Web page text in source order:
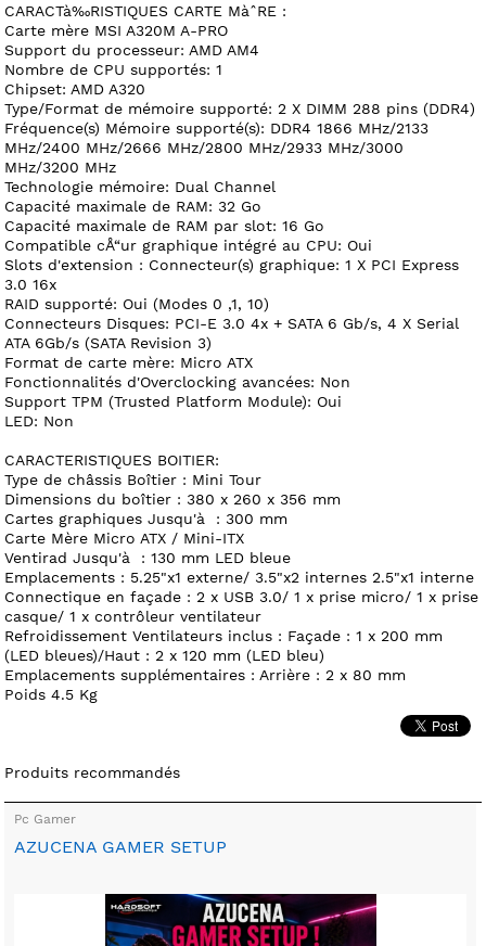
CARACTà‰RISTIQUES CARTE MàˆRE :
Carte mère MSI A320M A-PRO
Support du processeur: AMD AM4
Nombre de CPU supportés: 1
Chipset: AMD A320
Type/Format de mémoire supporté: 2 X DIMM 288 pins (DDR4)
Fréquence(s) Mémoire supporté(s): DDR4 1866 MHz/2133
MHz/2400 MHz/2666 MHz/2800 MHz/2933 MHz/3000
MHz/3200 MHz
Technologie mémoire: Dual Channel
Capacité maximale de RAM: 32 Go
Capacité maximale de RAM par slot: 16 Go
Compatible cÅ“ur graphique intégré au CPU: Oui
Slots d'extension : Connecteur(s) graphique: 1 X PCI Express
3.0 16x
RAID supporté: Oui (Modes 0 ,1, 10)
Connecteurs Disques: PCI-E 3.0 4x + SATA 6 Gb/s, 4 X Serial
ATA 6Gb/s (SATA Revision 3)
Format de carte mère: Micro ATX
Fonctionnalités d'Overclocking avancées: Non
Support TPM (Trusted Platform Module): Oui
LED: Non
CARACTERISTIQUES BOITIER:
Type de châssis Boîtier : Mini Tour
Dimensions du boîtier : 380 x 260 x 356 mm
Cartes graphiques Jusqu'à : 300 mm
Carte Mère Micro ATX / Mini-ITX
Ventirad Jusqu'à : 130 mm LED bleue
Emplacements : 5.25"x1 externe/ 3.5"x2 internes 2.5"x1 interne
Connectique en façade : 2 x USB 3.0/ 1 x prise micro/ 1 x prise
casque/ 1 x contrôleur ventilateur
Refroidissement Ventilateurs inclus : Façade : 1 x 200 mm
(LED bleues)/Haut : 2 x 120 mm (LED bleu)
Emplacements supplémentaires : Arrière : 2 x 80 mm
Poids 4.5 Kg
Produits recommandés
Pc Gamer
AZUCENA GAMER SETUP